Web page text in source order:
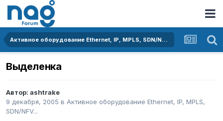
Активное оборудование Ethernet, IP, MPLS, SDN/NFV...
Выделенка
Автор: ashtrake
9 декабря, 2005 в Активное оборудование Ethernet, IP, MPLS,
SDN/NFV...